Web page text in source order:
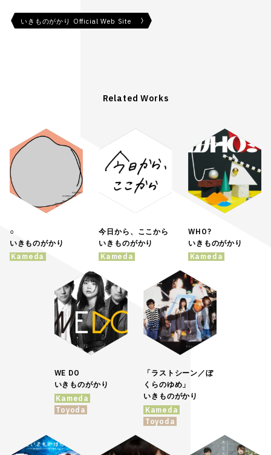
いきものがかり Official Web Site
Related Works
○
いきものがかり
Kameda
今日から、ここから
いきものがかり
Kameda
WHO?
いきものがかり
Kameda
WE DO
いきものがかり
Kameda
Toyoda
「ラストシーン／ぼ
くらのゆめ」
いきものがかり
Kameda
Toyoda